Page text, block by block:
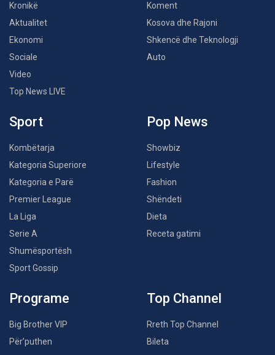
Kronikë
Aktualitet
Ekonomi
Sociale
Video
Top News LIVE
Koment
Kosova dhe Rajoni
Shkencë dhe Teknologji
Auto
Sport
Kombëtarja
Kategoria Superiore
Kategoria e Parë
Premier League
La Liga
Serie A
Shumësportësh
Sport Gossip
Pop News
Showbiz
Lifestyle
Fashion
Shëndeti
Dieta
Receta gatimi
Programe
Big Brother VIP
Për’puthen
Top Channel
Rreth Top Channel
Bileta